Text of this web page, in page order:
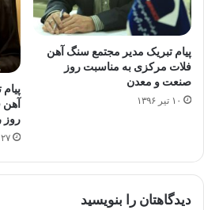
پیام تبریک مدیر مجتمع سنگ آهن
فلات مرکزی به مناسبت روز
صنعت و معدن
۱۰ تیر ۱۳۹۶
آهن
روز
۲۷ اردیبهشت ۱۴۰۰
دیدگاهتان را بنویسید